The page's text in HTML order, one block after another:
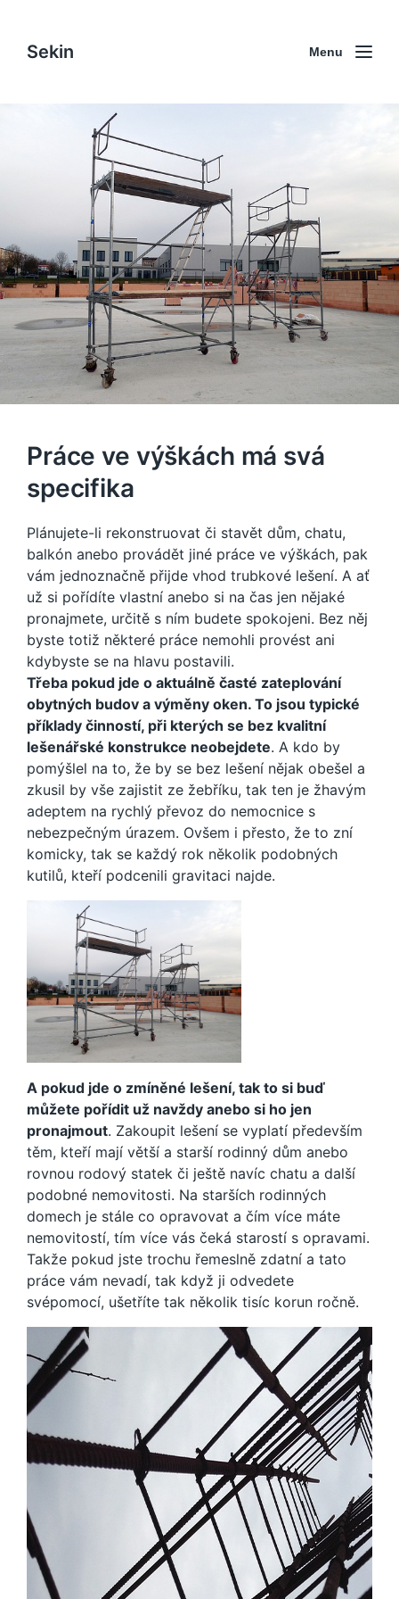
Sekin Menu
Práce ve výškách má svá
specifika
Plánujete-li rekonstruovat či stavět dům, chatu,
balkón anebo provádět jiné práce ve výškách, pak
vám jednoznačně přijde vhod trubkové lešení. A ať
už si pořídíte vlastní anebo si na čas jen nějaké
pronajmete, určitě s ním budete spokojeni. Bez něj
byste totiž některé práce nemohli provést ani
kdybyste se na hlavu postavili.
Třeba pokud jde o aktuálně časté zateplování
obytných budov a výměny oken. To jsou typické
příklady činností, při kterých se bez kvalitní
lešenářské konstrukce neobejdete. A kdo by
pomýšlel na to, že by se bez lešení nějak obešel a
zkusil by vše zajistit ze žebříku, tak ten je žhavým
adeptem na rychlý převoz do nemocnice s
nebezpečným úrazem. Ovšem i přesto, že to zní
komicky, tak se každý rok několik podobných
kutilů, kteří podcenili gravitaci najde.
A pokud jde o zmíněné lešení, tak to si buď
můžete pořídit už navždy anebo si ho jen
pronajmout. Zakoupit lešení se vyplatí především
těm, kteří mají větší a starší rodinný dům anebo
rovnou rodový statek či ještě navíc chatu a další
podobné nemovitosti. Na starších rodinných
domech je stále co opravovat a čím více máte
nemovitostí, tím více vás čeká starostí s opravami.
Takže pokud jste trochu řemeslně zdatní a tato
práce vám nevadí, tak když ji odvedete
svépomocí, ušetříte tak několik tisíc korun ročně.